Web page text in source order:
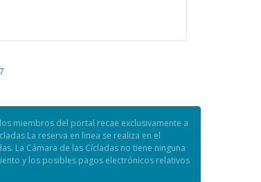
7
miembros del portal recae exclusivamente a
La reserva en linea se realiza en el
La Cámara de las Cícladas no tiene ninguna
y los posibles pagos electrónicos relativos